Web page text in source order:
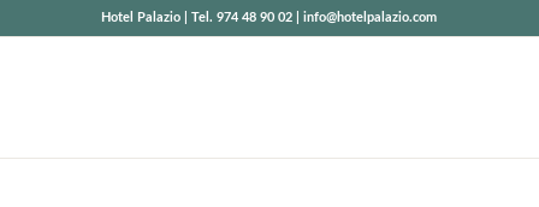
Hotel Palazio | Tel. 974 48 90 02 | info@hotelpalazio.com